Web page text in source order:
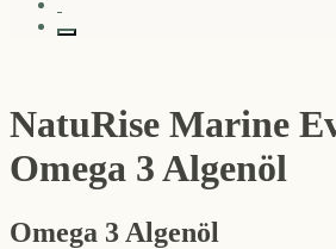
NatuRise Marine
Omega 3 Algenöl
Omega 3 Algenöl